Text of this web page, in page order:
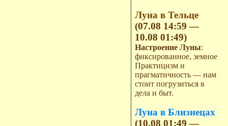
Луна в Тельце
(07.08 14:59 —
10.08 01:49)
Настроение Луны:
фиксированное, земное
Практицизм и
прагматичность — нам
стоит погрузиться в
дела и быт.
Луна в Близнецах
(10.08 01:49 —